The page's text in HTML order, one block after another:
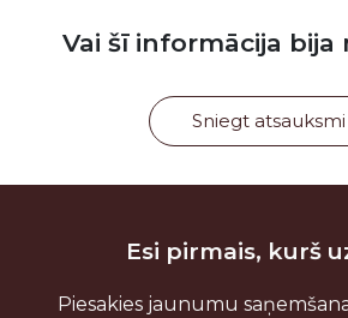
Vai šī informācija bija
Sniegt atsauksmi
Esi pirmais, kurš
Piesakies jaunumu